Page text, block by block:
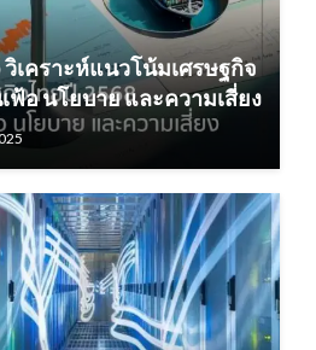
วิเคราะห์แนวโน้มเศรษฐกิจ
ฟ้อ นโยบาย และความเสี่ยง